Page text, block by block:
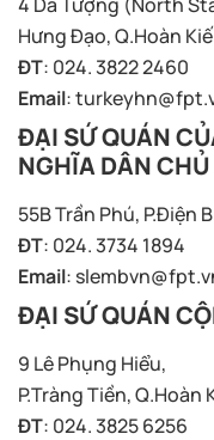
Hưng Đạo, Q.Hoàn
ĐT: 024. 3822 2460
Email:
ĐẠI SỨ QUÁN
NGHĨA DÂN
55B Trần Phú, P.Điện
ĐT: 024. 3734 1894
Email:
ĐẠI SỨ QUÁN
9 Lê Phụng Hiểu,
P.Tràng Tiền, Q.Hoàn
ĐT: 024. 3825 6256